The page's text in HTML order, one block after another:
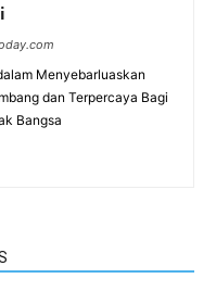
Menyebarluaskan
dan Terpercaya Bagi
Bangsa